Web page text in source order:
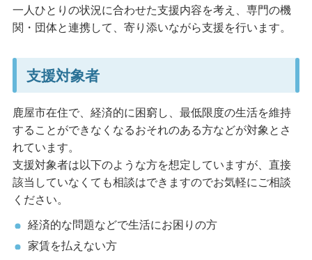
一人ひとりの状況に合わせた支援内容を考え、専門の機
関・団体と連携して、寄り添いながら支援を行います。
支援対象者
鹿屋市在住で、経済的に困窮し、最低限度の生活を維持
することができなくなるおそれのある方などが対象とさ
れています。
支援対象者は以下のような方を想定していますが、直接
該当していなくても相談はできますのでお気軽にご相談
ください。
経済的な問題などで生活にお困りの方
家賃を払えない方